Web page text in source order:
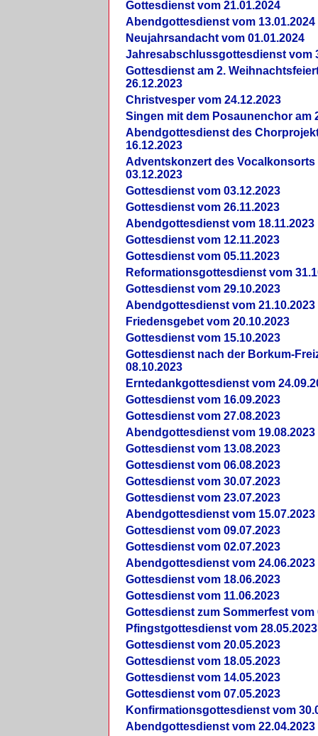
Gottesdienst vom 21.01.2024
Abendgottesdienst vom 13.01.2024
Neujahrsandacht vom 01.01.2024
Jahresabschlussgottesdienst vom
Gottesdienst am 2.
26.12.2023
Christvesper vom 24.12.2023
Singen mit dem Posaunenchor am
Abendgottesdienst des
16.12.2023
Adventskonzert des Vocalkonsorts
03.12.2023
Gottesdienst vom 03.12.2023
Gottesdienst vom 26.11.2023
Abendgottesdienst vom 18.11.2023
Gottesdienst vom 12.11.2023
Gottesdienst vom 05.11.2023
Reformationsgottesdienst vom
Gottesdienst vom 29.10.2023
Abendgottesdienst vom 21.10.2023
Friedensgebet vom 20.10.2023
Gottesdienst vom 15.10.2023
Gottesdienst nach der Borkum-
08.10.2023
Erntedankgottesdienst vom
Gottesdienst vom 16.09.2023
Gottesdienst vom 27.08.2023
Abendgottesdienst vom 19.08.2023
Gottesdienst vom 13.08.2023
Gottesdienst vom 06.08.2023
Gottesdienst vom 30.07.2023
Gottesdienst vom 23.07.2023
Abendgottesdienst vom 15.07.2023
Gottesdienst vom 09.07.2023
Gottesdienst vom 02.07.2023
Abendgottesdienst vom 24.06.2023
Gottesdienst vom 18.06.2023
Gottesdienst vom 11.06.2023
Gottesdienst zum Sommerfest vom
Pfingstgottesdienst vom 28.05.2023
Gottesdienst vom 20.05.2023
Gottesdienst vom 18.05.2023
Gottesdienst vom 14.05.2023
Gottesdienst vom 07.05.2023
Konfirmationsgottesdienst vom
Abendgottesdienst vom 22.04.2023